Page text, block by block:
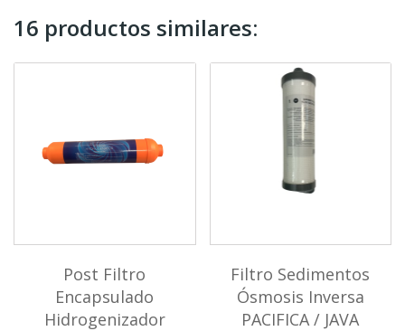
16 productos similares:
Post Filtro
Encapsulado
Hidrogenizador
Filtro Sedimentos
Ósmosis Inversa
PACIFICA / JAVA